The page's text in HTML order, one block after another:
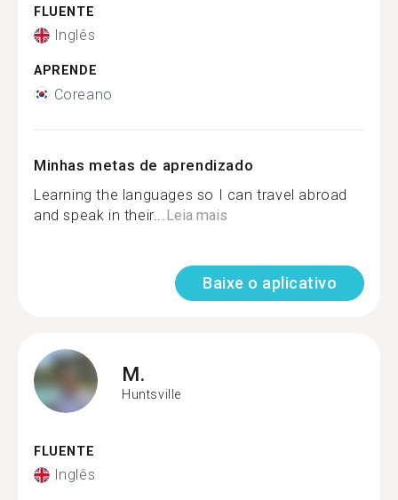
FLUENTE
Inglês
APRENDE
Coreano
Minhas metas de aprendizado
Learning the languages so I can travel abroad
and speak in their... Leia mais
Baixe o aplicativo
M.
Huntsville
FLUENTE
Inglês